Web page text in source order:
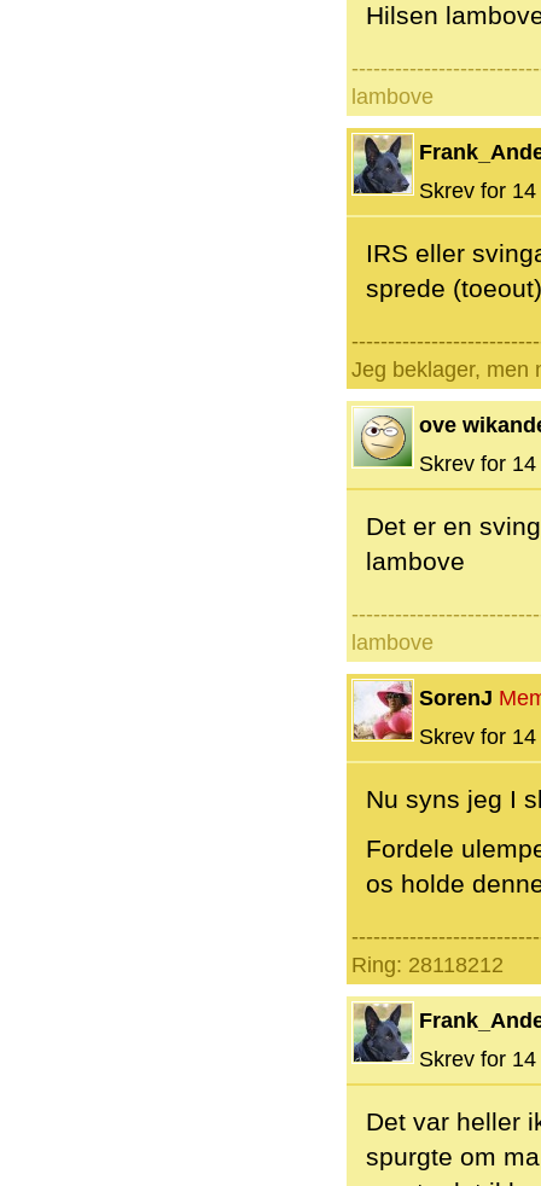
Hilsen
lambove
Skrev for
IRS eller
sprede (toeout)
Jeg beklager, men
ove
Skrev for
Det er en
lambove
lambove
SorenJ
Skrev for
Nu syns jeg I
Fordele
os holde
Ring: 28118212
Skrev for
Det var heller
spurgte om